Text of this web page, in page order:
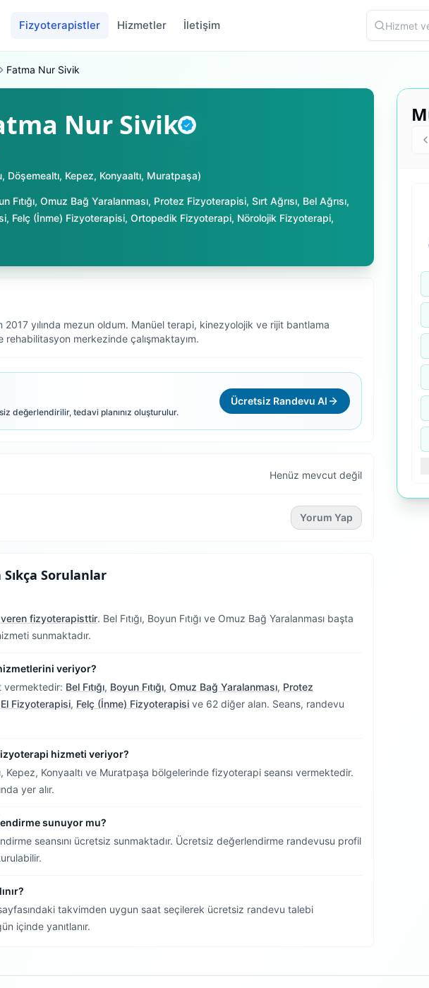
Fizyoterapistler Hizmetler İletişim
Fatma Nur Sivik
Nur Sivik Doğrulanmış
, Döşemealtı, Kepez, Konyaaltı, Muratpaşa)
Fıtığı, Omuz Bağ Yaralanması, Protez Fizyoterapisi, Sırt Ağrısı, Bel Ağrısı,
, Felç (İnme) Fizyoterapisi, Ortopedik Fizyoterapi, Nörolojik Fizyoterapi,
yılında mezun oldum. Manüel terapi, kinezyolojik ve rijit bantlama
merkezinde çalışmaktayım.
değerlendirilir, tedavi planınız oluşturulur.
Ücretsiz Randevu Al
Henüz mevcut değil
Yorum Yap
Sıkça Sorulanlar
fizyoterapisttir. Bel Fıtığı, Boyun Fıtığı ve Omuz Bağ Yaralanması başta
sunmaktadır.
veriyor?
vermektedir: Bel Fıtığı, Boyun Fıtığı, Omuz Bağ Yaralanması, Protez
El Fizyoterapisi, Felç (İnme) Fizyoterapisi ve 62 diğer alan. Seans, randevu
hizmeti veriyor?
Kepez, Konyaaltı ve Muratpaşa bölgelerinde fizyoterapi seansı vermektedir.
yer alır.
sunuyor mu?
seansını ücretsiz sunmaktadır. Ücretsiz değerlendirme randevusu profil
takvimden uygun saat seçilerek ücretsiz randevu talebi
içinde yanıtlanır.